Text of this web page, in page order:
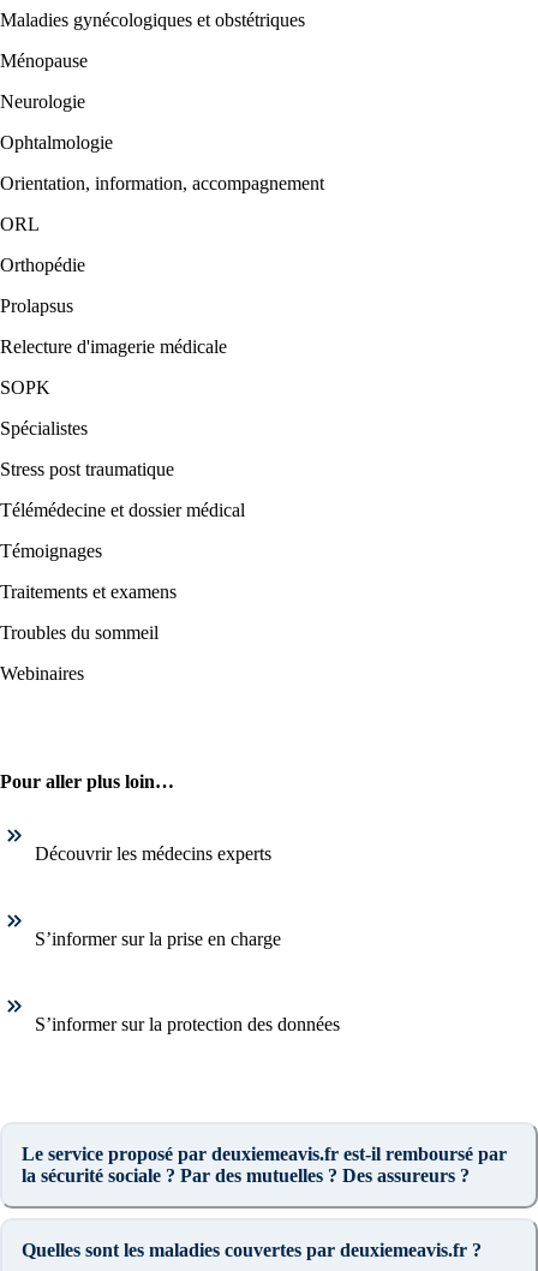
Maladies gynécologiques et obstétriques
Ménopause
Neurologie
Ophtalmologie
Orientation, information, accompagnement
ORL
Orthopédie
Prolapsus
Relecture d'imagerie médicale
SOPK
Spécialistes
Stress post traumatique
Télémédecine et dossier médical
Témoignages
Traitements et examens
Troubles du sommeil
Webinaires
Pour aller plus loin…
Découvrir les médecins experts
S’informer sur la prise en charge
S’informer sur la protection des données
Le service proposé par deuxiemeavis.fr est-il remboursé par
la sécurité sociale ? Par des mutuelles ? Des assureurs ?
Quelles sont les maladies couvertes par deuxiemeavis.fr ?